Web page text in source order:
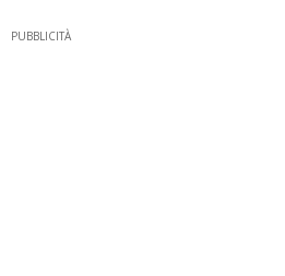
PUBBLICITÀ